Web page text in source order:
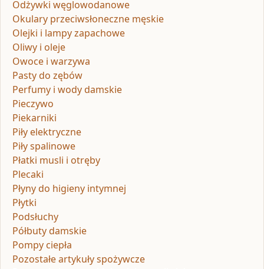
Odżywki węglowodanowe
Okulary przeciwsłoneczne męskie
Olejki i lampy zapachowe
Oliwy i oleje
Owoce i warzywa
Pasty do zębów
Perfumy i wody damskie
Pieczywo
Piekarniki
Piły elektryczne
Piły spalinowe
Płatki musli i otręby
Plecaki
Płyny do higieny intymnej
Płytki
Podsłuchy
Półbuty damskie
Pompy ciepła
Pozostałe artykuły spożywcze